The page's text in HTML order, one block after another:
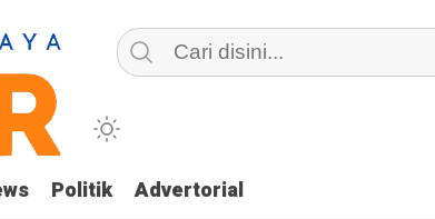
Politik Advertorial
Politik Advertorial